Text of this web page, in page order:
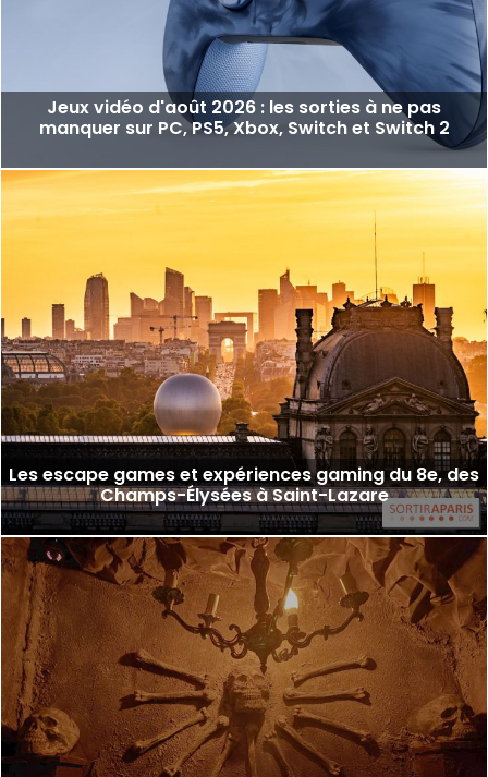
Jeux vidéo d'août 2026 : les sorties à ne pas
manquer sur PC, PS5, Xbox, Switch et Switch 2
Les escape games et expériences gaming du 8e, des
Champs-Élysées à Saint-Lazare